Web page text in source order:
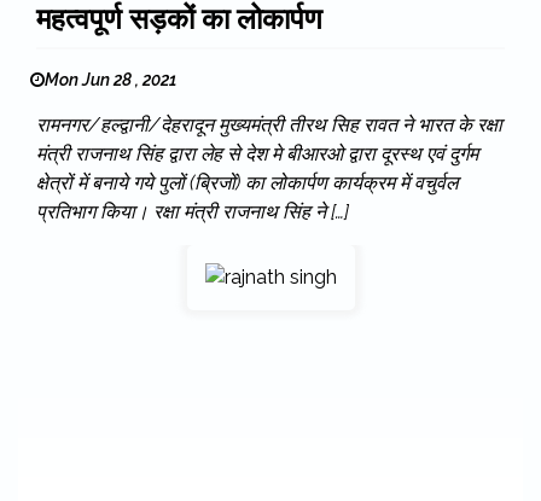
महत्वपूर्ण सड़कों का लोकार्पण
Mon Jun 28 , 2021
रामनगर/हल्द्वानी/देहरादून मुख्यमंत्री तीरथ सिह रावत ने भारत के रक्षा
मंत्री राजनाथ सिंह द्वारा लेह से देश मे बीआरओ द्वारा दूरस्थ एवं दुर्गम
क्षेत्रों में बनाये गये पुलों (ब्रिजों) का लोकार्पण कार्यक्रम में वचुर्वल
प्रतिभाग किया। रक्षा मंत्री राजनाथ सिंह ने […]